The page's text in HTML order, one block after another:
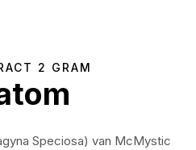
2 GRAM
Speciosa) van McMystic